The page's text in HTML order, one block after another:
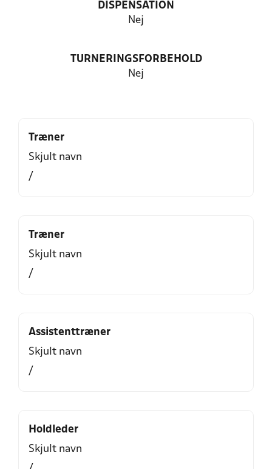
DISPENSATION
Nej
TURNERINGSFORBEHOLD
Nej
Træner
Skjult navn
/
Træner
Skjult navn
/
Assistenttræner
Skjult navn
/
Holdleder
Skjult navn